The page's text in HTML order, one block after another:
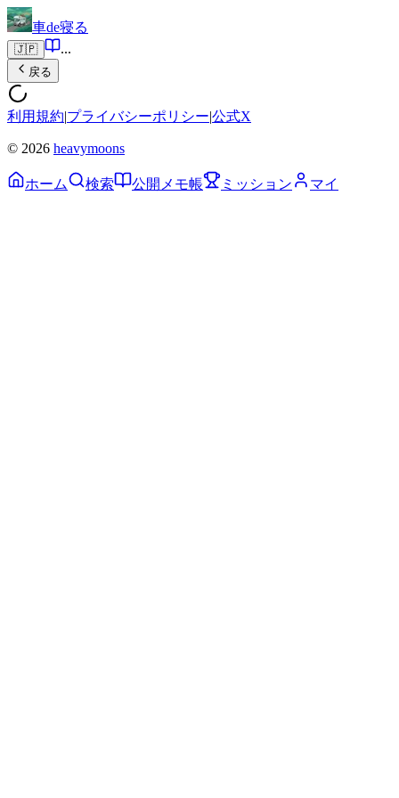
車de寝る
🇯🇵 ...
戻る
利用規約|プライバシーポリシー|公式X
© 2026 heavymoons
ホーム 検索 公開メモ帳 ミッション マイ